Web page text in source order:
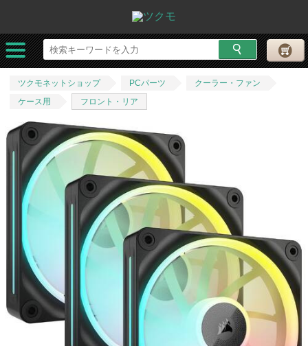
ツクモネットショップ PCパーツ
クーラー・ファン
ケース用
フロント・リア